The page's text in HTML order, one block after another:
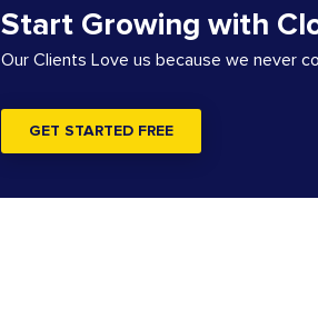
Start Growing with
Our Clients Love us because we never
GET STARTED FREE